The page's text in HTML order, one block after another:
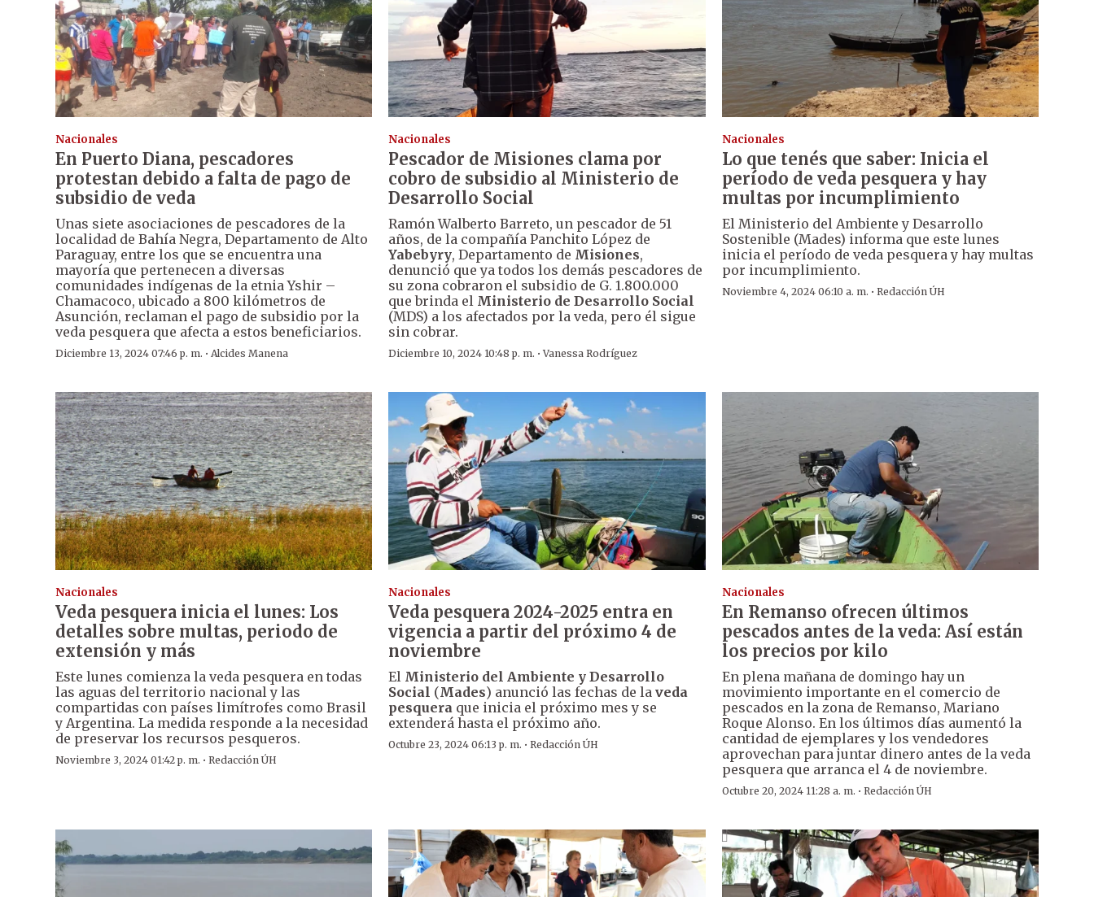
Nacionales
En Puerto Diana, pescadores
protestan debido a falta de pago de
subsidio de veda
Unas siete asociaciones de pescadores de la
localidad de Bahía Negra, Departamento de Alto
Paraguay, entre los que se encuentra una
mayoría que pertenecen a diversas
comunidades indígenas de la etnia Yshir –
Chamacoco, ubicado a 800 kilómetros de
Asunción, reclaman el pago de subsidio por la
veda pesquera que afecta a estos beneficiarios.
Diciembre 13, 2024 07:46 p. m. · Alcides Manena
Nacionales
Pescador de Misiones clama por
cobro de subsidio al Ministerio de
Desarrollo Social
Ramón Walberto Barreto, un pescador de 51
años, de la compañía Panchito López de
Yabebyry, Departamento de Misiones,
denunció que ya todos los demás pescadores de
su zona cobraron el subsidio de G. 1.800.000
que brinda el Ministerio de Desarrollo Social
(MDS) a los afectados por la veda, pero él sigue
sin cobrar.
Diciembre 10, 2024 10:48 p. m. ·Vanessa Rodríguez
Nacionales
Lo que tenés que saber: Inicia el
período de veda pesquera y hay
multas por incumplimiento
El Ministerio del Ambiente y Desarrollo
Sostenible (Mades) informa que este lunes
inicia el período de veda pesquera y hay multas
por incumplimiento.
Noviembre 4, 2024 06:10 a. m. · Redacción ÚH
Nacionales
Veda pesquera inicia el lunes: Los
detalles sobre multas, periodo de
extensión y más
Este lunes comienza la veda pesquera en todas
las aguas del territorio nacional y las
compartidas con países limítrofes como Brasil
y Argentina. La medida responde a la necesidad
de preservar los recursos pesqueros.
Noviembre 3, 2024 01:42 p. m. · Redacción ÚH
Nacionales
Veda pesquera 2024-2025 entra en
vigencia a partir del próximo 4 de
noviembre
El Ministerio del Ambiente y Desarrollo
Social (Mades) anunció las fechas de laveda
pesquera que inicia el próximo mes y se
extenderá hasta el próximo año.
Octubre 23, 2024 06:13 p. m. ·Redacción ÚH
Nacionales
En Remanso ofrecen últimos
pescados antes de la veda: Así están
los precios por kilo
En plena mañana de domingo hay un
movimiento importante en el comercio de
pescados en la zona de Remanso, Mariano
Roque Alonso. En los últimos días aumentó la
cantidad de ejemplares y los vendedores
aprovechan para juntar dinero antes de la veda
pesquera que arranca el 4 de noviembre.
Octubre 20, 2024 11:28 a. m. · Redacción ÚH